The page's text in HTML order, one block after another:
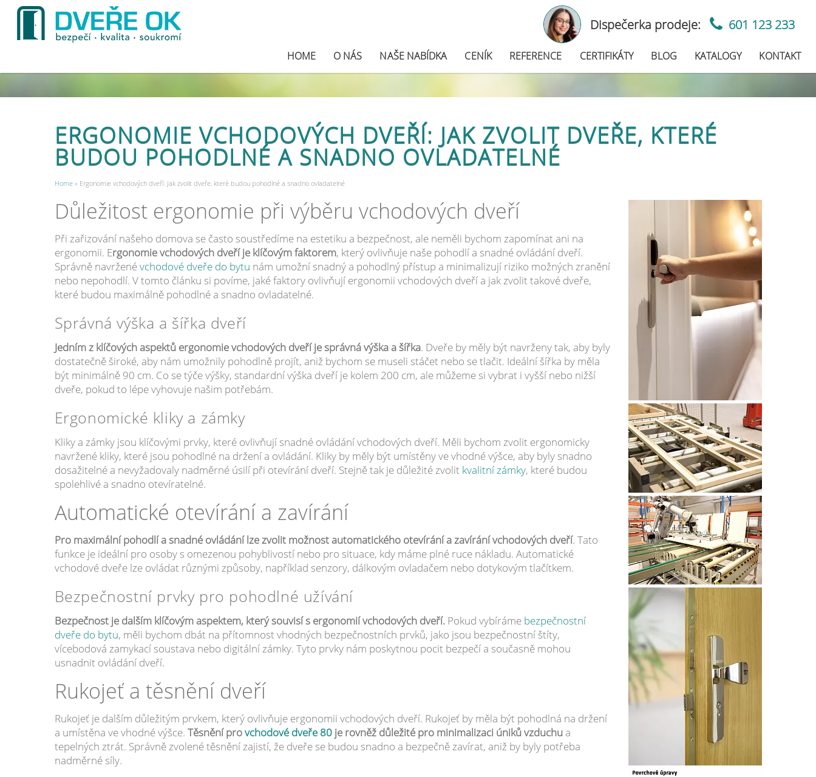
Dispečerka prodeje: 601 123 233
HOME O NÁS NAŠE NABÍDKA CENÍK REFERENCE CERTIFIKÁTY BLOG KATALOGY KONTAKT
ERGONOMIE VCHODOVÝCH DVEŘÍ: JAK ZVOLIT DVEŘE, KTERÉ
BUDOU POHODLNÉ A SNADNO OVLADATELNÉ
Home» Ergonomie vchodových dveří: Jak zvolit dveře, které budou pohodlné a snadno ovladatelné
Důležitost ergonomie při výběru vchodových dveří
Při zařizování našeho domova se často soustředíme na estetiku a bezpečnost, ale neměli bychom zapomínat ani na
ergonomii. Ergonomie vchodových dveří je klíčovým faktorem, který ovlivňuje naše pohodlí a snadné ovládání dveří.
Správně navrženévchodové dveře do bytu nám umožní snadný a pohodlný přístup a minimalizují riziko možných zranění
nebo nepohodlí. V tomto článku si povíme, jaké faktory ovlivňují ergonomii vchodových dveří a jak zvolit takové dveře,
které budou maximálně pohodlné a snadno ovladatelné.
Správná výška a šířka dveří
Jedním z klíčových aspektů ergonomie vchodových dveří je správná výška a šířka. Dveře by měly být navrženy tak, aby byly
dostatečně široké, aby nám umožnily pohodlně projít, aniž bychom se museli stáčet nebo se tlačit. Ideální šířka by měla
být minimálně 90 cm. Co se týče výšky, standardní výška dveří je kolem 200 cm, ale můžeme si vybrat i vyšší nebo nižší
dveře, pokud to lépe vyhovuje našim potřebám.
Ergonomické kliky a zámky
Kliky a zámky jsou klíčovými prvky, které ovlivňují snadné ovládání vchodových dveří. Měli bychom zvolit ergonomicky
navržené kliky, které jsou pohodlné na držení a ovládání. Kliky by měly být umístěny ve vhodné výšce, aby byly snadno
dosažitelné a nevyžadovaly nadměrné úsilí při otevírání dveří. Stejně tak je důležité zvolit kvalitní zámky, které budou
spolehlivé a snadno otevíratelné.
Automatické otevírání a zavírání
Pro maximální pohodlí a snadné ovládání lze zvolit možnost automatického otevírání a zavírání vchodových dveří. Tato
funkce je ideální pro osoby s omezenou pohyblivostí nebo pro situace, kdy máme plné ruce nákladu. Automatické
vchodové dveře lze ovládat různými způsoby, například senzory, dálkovým ovladačem nebo dotykovým tlačítkem.
Bezpečnostní prvky pro pohodlné užívání
Bezpečnost je dalším klíčovým aspektem, který souvisí s ergonomií vchodových dveří. Pokud vybíráme bezpečnostní
dveře do bytu, měli bychom dbát na přítomnost vhodných bezpečnostních prvků, jako jsou bezpečnostní štíty,
vícebodová zamykací soustava nebo digitální zámky. Tyto prvky nám poskytnou pocit bezpečí a současně mohou
usnadnit ovládání dveří.
Rukojeť a těsnění dveří
Rukojeť je dalším důležitým prvkem, který ovlivňuje ergonomii vchodových dveří. Rukojeť by měla být pohodlná na držení
a umístěna ve vhodné výšce. Těsnění provchodové dveře 80je rovněž důležité pro minimalizaci úniků vzduchu a
tepelných ztrát. Správně zvolené těsnění zajistí, že dveře se budou snadno a bezpečně zavírat, aniž by byly potřeba
nadměrné síly.